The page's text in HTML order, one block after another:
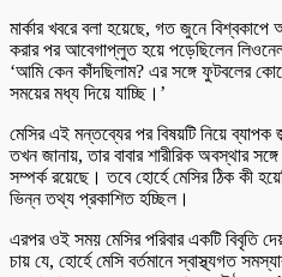
মার্কার খবরে বলা হয়েছে, গত জুনে বিশ্বকাপে
করার পর আবেগাপ্লুত হয়ে পড়েছিলেন
‘আমি কেন কাঁদছিলাম? এর সঙ্গে ফুটবলের
সময়ের মধ্য দিয়ে যাচ্ছি।’
মেসির এই মন্তব্যের পর বিষয়টি নিয়ে
তখন জানায়, তার বাবার শারীরিক অবস্থার
সম্পর্ক রয়েছে। তবে হোর্হে মেসির ঠিক কী
ভিন্ন তথ্য প্রকাশিত হচ্ছিল।
এরপর ওই সময় মেসির পরিবার একটি বিবৃতি
চায় যে, হোর্হে মেসি বর্তমানে স্বাস্থ্যগত